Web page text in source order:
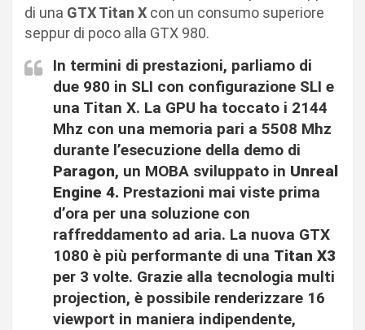
di una GTX Titan X con un consumo superiore
seppur di poco alla GTX 980.
In termini di prestazioni, parliamo di
due 980 in SLI con configurazione SLI e
una Titan X. La GPU ha toccato i 2144
Mhz con una memoria pari a 5508 Mhz
durante l’esecuzione della demo di
Paragon, un MOBA sviluppato in Unreal
Engine 4. Prestazioni mai viste prima
d’ora per una soluzione con
raffreddamento ad aria. La nuova GTX
1080 è più performante di una Titan X3
per 3 volte. Grazie alla tecnologia multi
projection, è possibile renderizzare 16
viewport in maniera indipendente,